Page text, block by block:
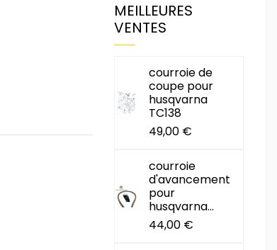
MEILLEURES
VENTES
courroie de
coupe pour
husqvarna
TC138
49,00 €
courroie
d'avancement
pour
husqvarna...
44,00 €